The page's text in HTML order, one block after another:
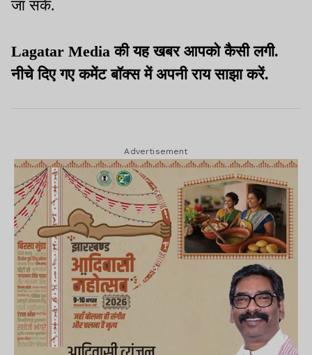
जा सके.
Lagatar Media की यह खबर आपको कैसी लगी.
नीचे दिए गए कमेंट बॉक्स में अपनी राय साझा करें.
Advertisement